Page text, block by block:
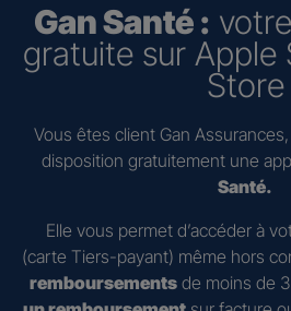
Gan Santé :
gratuite sur Apple
Store
Vous êtes client Gan
disposition gratuitement une
Santé.
Elle vous permet d’accéder à
(carte Tiers-payant) même hors
remboursementsde moins de